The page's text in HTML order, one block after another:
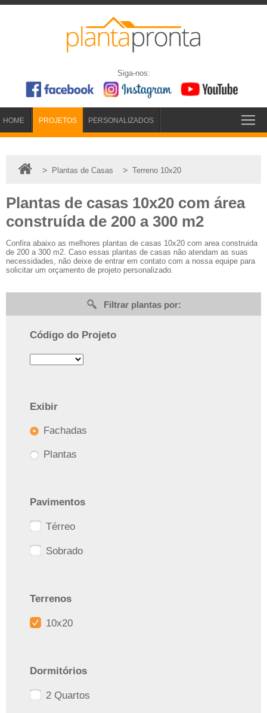
Siga-nos:
HOME PROJETOS PERSONALIZADOS
> Plantas de Casas > Terreno 10x20
Plantas de casas 10x20 com área
construída de 200 a 300 m2
Confira abaixo as melhores plantas de casas 10x20 com area construida
de 200 a 300 m2. Caso essas plantas de casas não atendam as suas
necessidades, não deixe de entrar em contato com a nossa equipe para
solicitar um orçamento de projeto personalizado.
Filtrar plantas por:
Código do Projeto
Exibir
Fachadas
Plantas
Pavimentos
Térreo
Sobrado
Terrenos
10x20
Dormitórios
2 Quartos